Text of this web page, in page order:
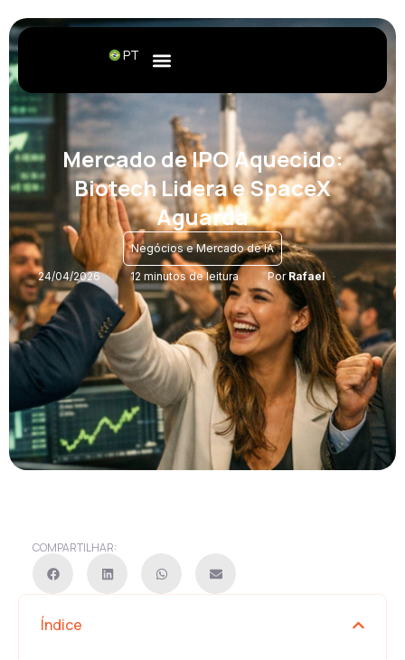
PT
Mercado de IPO Aquecido:
Biotech Lidera e SpaceX
Aguarda
Negócios e Mercado de IA
24/04/2026 12 minutos de leitura PorRafael
COMPARTILHAR:
Índice